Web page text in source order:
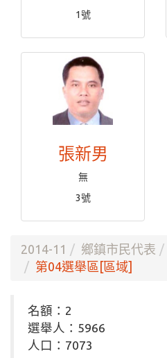
1號
張新男
無
3號
2014-11 鄉鎮市民代表
第04選舉區[區域]
名額：2
選舉人：5966
人口：7073